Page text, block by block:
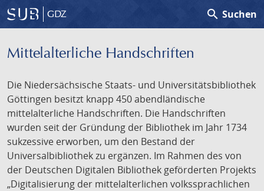
GDZ search Suchen
Mittelalterliche Handschriften
Die Niedersächsische Staats- und Universitätsbibliothek
Göttingen besitzt knapp 450 abendländische
mittelalterliche Handschriften. Die Handschriften
wurden seit der Gründung der Bibliothek im Jahr 1734
sukzessive erworben, um den Bestand der
Universalbibliothek zu ergänzen. Im Rahmen des von
der Deutschen Digitalen Bibliothek geförderten Projekts
„Digitalisierung der mittelalterlichen volkssprachlichen